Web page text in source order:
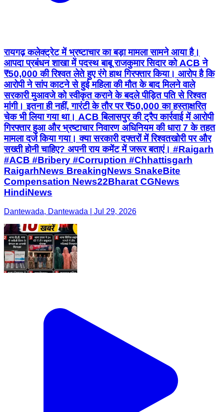
रायगढ़ कलेक्ट्रेट में भ्रष्टाचार का बड़ा मामला सामने आया है।
आपदा प्रबंधन शाखा में पदस्थ बाबू राजकुमार सिदार को ACB ने
₹50,000 की रिश्वत लेते हुए रंगे हाथ गिरफ्तार किया। आरोप है कि
आरोपी ने सांप काटने से हुई महिला की मौत के बाद मिलने वाले
सरकारी मुआवजे को स्वीकृत कराने के बदले पीड़ित पति से रिश्वत
मांगी। इतना ही नहीं, गारंटी के तौर पर ₹50,000 का हस्ताक्षरित
चेक भी लिया गया था। ACB बिलासपुर की ट्रैप कार्रवाई में आरोपी
गिरफ्तार हुआ और भ्रष्टाचार निवारण अधिनियम की धारा 7 के तहत
मामला दर्ज किया गया। क्या सरकारी दफ्तरों में रिश्वतखोरी पर और
सख्ती होनी चाहिए? अपनी राय कमेंट में जरूर बताएं। #Raigarh
#ACB #Bribery #Corruption #Chhattisgarh
RaigarhNews BreakingNews SnakeBite
Compensation News22Bharat CGNews
HindiNews
Dantewada, Dantewada | Jul 29, 2026